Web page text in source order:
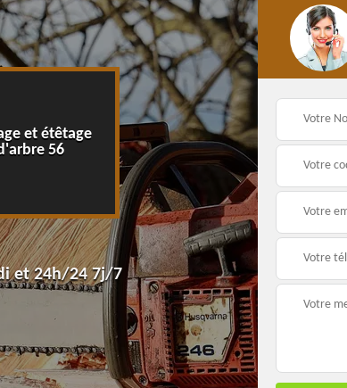
et étêtage
56
Dessouchage arbre et
haie 56
et 24h/24 7j/7